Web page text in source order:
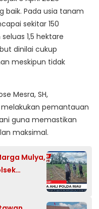
baik. Pada usia tanam
sekitar 150
1,5 hektare
dinilai cukup
meskipun tidak
Mesra, SH,
pemantauan
guna memastikan
maksimal.
Mulya,